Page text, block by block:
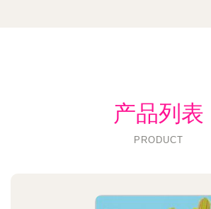
产品列表
PRODUCT